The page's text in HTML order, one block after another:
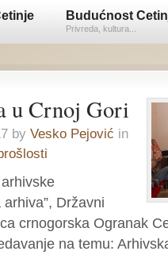
Budućnost
Privreda, kultura...
u Crnoj Gori
by Vesko Pejović in
Državni
crnogorska Ogranak
na temu: